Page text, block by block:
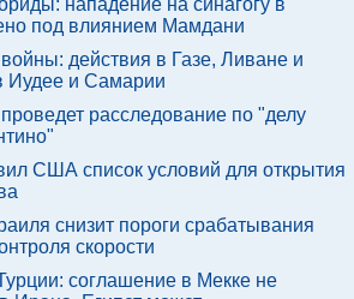
нападение на синагогу в
под влиянием Мамдани
действия в Газе, Ливане и
Иудее и Самарии
расследование по "делу
США список условий для открытия
снизит пороги срабатывания
скорости
соглашение в Мекке не